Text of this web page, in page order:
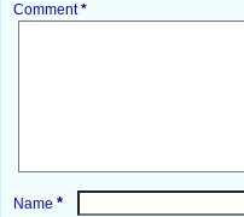
Comment*
Name *